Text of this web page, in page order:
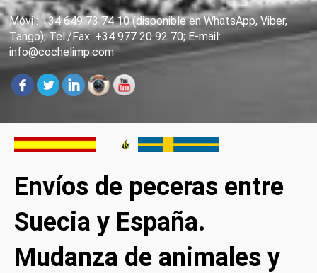
Móvil: +34 649 73 74 10 (disponible en WhatsApp, Viber,
Tango); Tel./Fax: +34 977 20 92 70; E-mail:
info@cochelimp.com
Envíos de peceras entre
Suecia y España.
Mudanza de animales y